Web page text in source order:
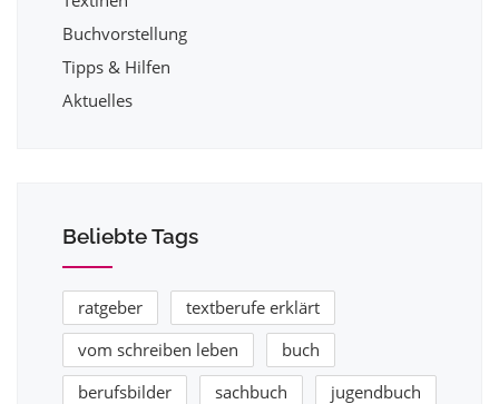
Buchvorstellung
Tipps & Hilfen
Aktuelles
Beliebte Tags
ratgeber
textberufe erklärt
vom schreiben leben
buch
berufsbilder
sachbuch
jugendbuch